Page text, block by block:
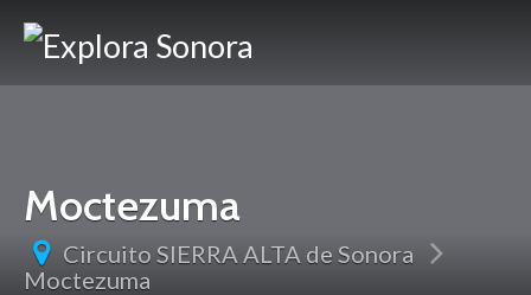
Moctezuma
Circuito SIERRA ALTA de Sonora
Moctezuma